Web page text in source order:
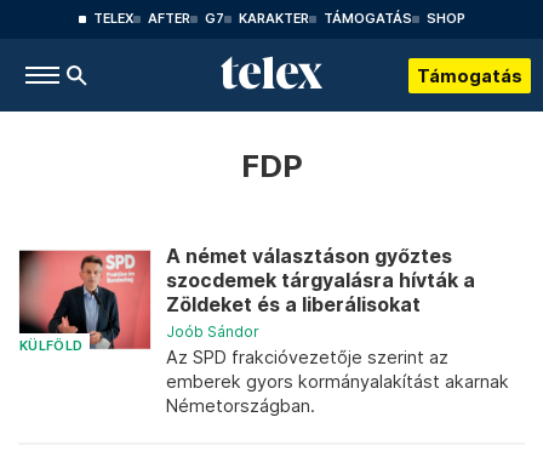
TELEX AFTER G7 KARAKTER TÁMOGATÁS SHOP
Támogatás
FDP
KÜLFÖLD
A német választáson győztes
szocdemek tárgyalásra hívták a
Zöldeket és a liberálisokat
Joób Sándor
Az SPD frakcióvezetője szerint az
emberek gyors kormányalakítást akarnak
Németországban.